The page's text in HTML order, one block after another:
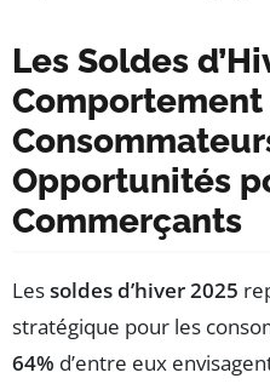
Les Soldes
Comportement
Opportunités
Commerçants
Lessoldes d’hiver 2025
stratégique pour les
64% d’entre eux